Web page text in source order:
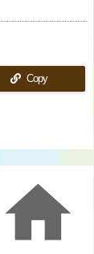
Copy
